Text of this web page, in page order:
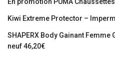
Kiwi Extreme Protector –
SHAPERX Body Gainant
neuf 46,20€